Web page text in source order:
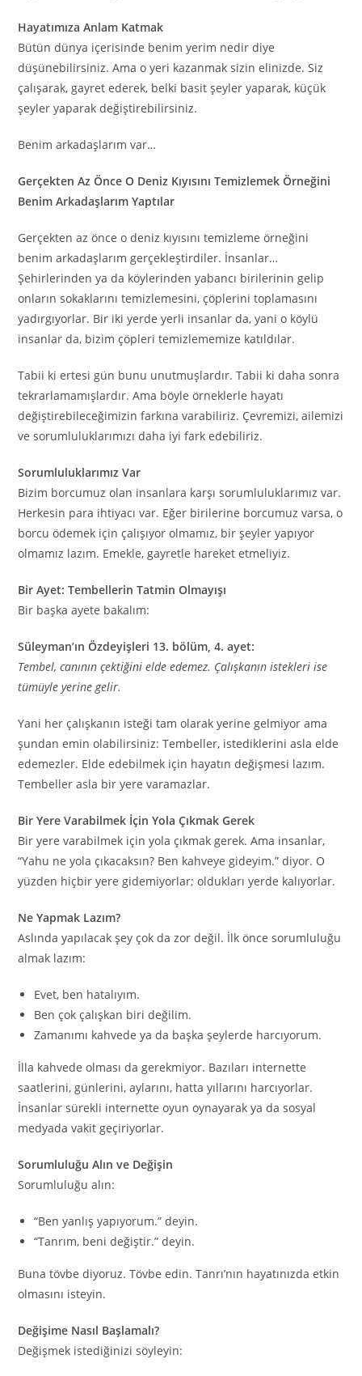
Hayatımıza Anlam Katmak
Bütün dünya içerisinde benim yerim nedir diye
düşünebilirsiniz. Ama o yeri kazanmak sizin elinizde. Siz
çalışarak, gayret ederek, belki basit şeyler yaparak, küçük
şeyler yaparak değiştirebilirsiniz.
Benim arkadaşlarım var…
Gerçekten Az Önce O Deniz Kıyısını Temizlemek Örneğini
Benim Arkadaşlarım Yaptılar
Gerçekten az önce o deniz kıyısını temizleme örneğini
benim arkadaşlarım gerçekleştirdiler. İnsanlar…
Şehirlerinden ya da köylerinden yabancı birilerinin gelip
onların sokaklarını temizlemesini, çöplerini toplamasını
yadırgıyorlar. Bir iki yerde yerli insanlar da, yani o köylü
insanlar da, bizim çöpleri temizlememize katıldılar.
Tabii ki ertesi gün bunu unutmuşlardır. Tabii ki daha sonra
tekrarlamamışlardır. Ama böyle örneklerle hayatı
değiştirebileceğimizin farkına varabiliriz. Çevremizi, ailemizi
ve sorumluluklarımızı daha iyi fark edebiliriz.
Sorumluluklarımız Var
Bizim borcumuz olan insanlara karşı sorumluluklarımız var.
Herkesin para ihtiyacı var. Eğer birilerine borcumuz varsa, o
borcu ödemek için çalışıyor olmamız, bir şeyler yapıyor
olmamız lazım. Emekle, gayretle hareket etmeliyiz.
Bir Ayet: Tembellerin Tatmin Olmayışı
Bir başka ayete bakalım:
Süleyman’ın Özdeyişleri 13. bölüm, 4. ayet:
Tembel, canının çektiğini elde edemez. Çalışkanın istekleri ise
tümüyle yerine gelir.
Yani her çalışkanın isteği tam olarak yerine gelmiyor ama
şundan emin olabilirsiniz: Tembeller, istediklerini asla elde
edemezler. Elde edebilmek için hayatın değişmesi lazım.
Tembeller asla bir yere varamazlar.
Bir Yere Varabilmek İçin Yola Çıkmak Gerek
Bir yere varabilmek için yola çıkmak gerek. Ama insanlar,
“Yahu ne yola çıkacaksın? Ben kahveye gideyim.” diyor. O
yüzden hiçbir yere gidemiyorlar; oldukları yerde kalıyorlar.
Ne Yapmak Lazım?
Aslında yapılacak şey çok da zor değil. İlk önce sorumluluğu
almak lazım:
Evet, ben hatalıyım.
Ben çok çalışkan biri değilim.
Zamanımı kahvede ya da başka şeylerde harcıyorum.
İlla kahvede olması da gerekmiyor. Bazıları internette
saatlerini, günlerini, aylarını, hatta yıllarını harcıyorlar.
İnsanlar sürekli internette oyun oynayarak ya da sosyal
medyada vakit geçiriyorlar.
Sorumluluğu Alın ve Değişin
Sorumluluğu alın:
“Ben yanlış yapıyorum.” deyin.
“Tanrım, beni değiştir.” deyin.
Buna tövbe diyoruz. Tövbe edin. Tanrı’nın hayatınızda etkin
olmasını isteyin.
Değişime Nasıl Başlamalı?
Değişmek istediğinizi söyleyin: